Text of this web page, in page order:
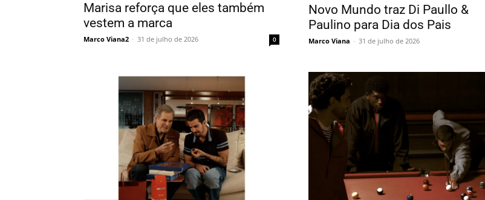
Marisa reforça que eles também
vestem a marca
Marco Viana2 - 31 de julho de 2026 0
Novo Mundo traz Di Paullo &
Paulino para Dia dos Pais
Marco Viana - 31 de julho de 2026